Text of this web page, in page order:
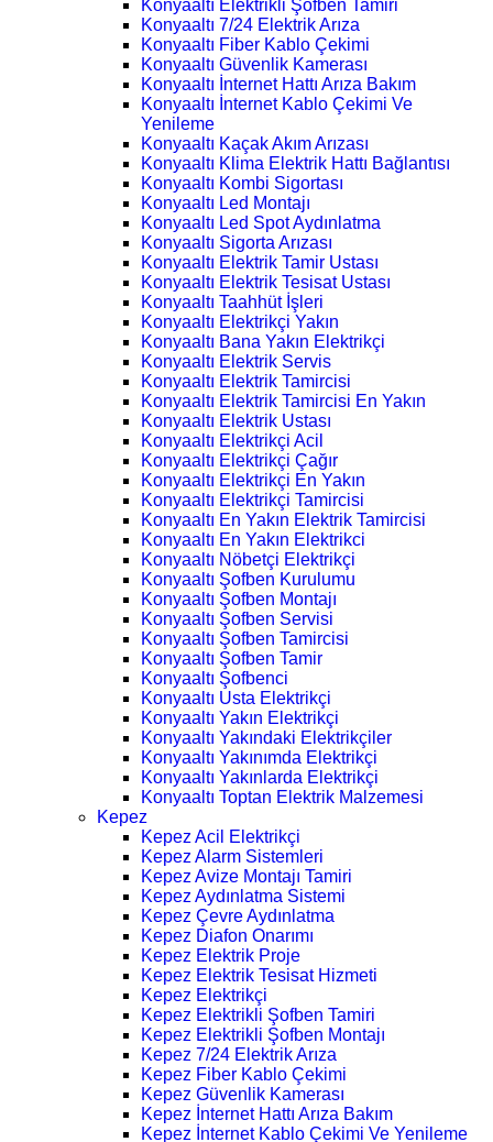
Konyaaltı Elektrikli Şofben Tamiri
Konyaaltı 7/24 Elektrik Arıza
Konyaaltı Fiber Kablo Çekimi
Konyaaltı Güvenlik Kamerası
Konyaaltı İnternet Hattı Arıza Bakım
Konyaaltı İnternet Kablo Çekimi Ve
Yenileme
Konyaaltı Kaçak Akım Arızası
Konyaaltı Klima Elektrik Hattı Bağlantısı
Konyaaltı Kombi Sigortası
Konyaaltı Led Montajı
Konyaaltı Led Spot Aydınlatma
Konyaaltı Sigorta Arızası
Konyaaltı Elektrik Tamir Ustası
Konyaaltı Elektrik Tesisat Ustası
Konyaaltı Taahhüt İşleri
Konyaaltı Elektrikçi Yakın
Konyaaltı Bana Yakın Elektrikçi
Konyaaltı Elektrik Servis
Konyaaltı Elektrik Tamircisi
Konyaaltı Elektrik Tamircisi En Yakın
Konyaaltı Elektrik Ustası
Konyaaltı Elektrikçi Acil
Konyaaltı Elektrikçi Çağır
Konyaaltı Elektrikçi En Yakın
Konyaaltı Elektrikçi Tamircisi
Konyaaltı En Yakın Elektrik Tamircisi
Konyaaltı En Yakın Elektrikci
Konyaaltı Nöbetçi Elektrikçi
Konyaaltı Şofben Kurulumu
Konyaaltı Şofben Montajı
Konyaaltı Şofben Servisi
Konyaaltı Şofben Tamircisi
Konyaaltı Şofben Tamir
Konyaaltı Şofbenci
Konyaaltı Usta Elektrikçi
Konyaaltı Yakın Elektrikçi
Konyaaltı Yakındaki Elektrikçiler
Konyaaltı Yakınımda Elektrikçi
Konyaaltı Yakınlarda Elektrikçi
Konyaaltı Toptan Elektrik Malzemesi
Kepez
Kepez Acil Elektrikçi
Kepez Alarm Sistemleri
Kepez Avize Montajı Tamiri
Kepez Aydınlatma Sistemi
Kepez Çevre Aydınlatma
Kepez Diafon Onarımı
Kepez Elektrik Proje
Kepez Elektrik Tesisat Hizmeti
Kepez Elektrikçi
Kepez Elektrikli Şofben Tamiri
Kepez Elektrikli Şofben Montajı
Kepez 7/24 Elektrik Arıza
Kepez Fiber Kablo Çekimi
Kepez Güvenlik Kamerası
Kepez İnternet Hattı Arıza Bakım
Kepez İnternet Kablo Çekimi Ve Yenileme